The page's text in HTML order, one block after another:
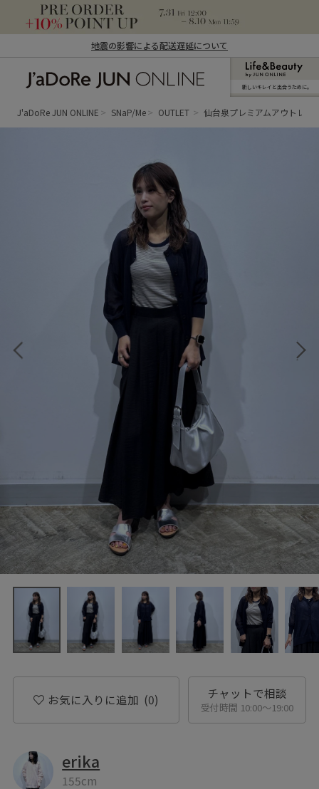
地震の影響による配送遅延について
ン オンライン）
新しいキレイと出合うために。
J'aDoRe JUN ONLINE SNaP/Me OUTLET 仙台泉プレミアムアウトレッ
お気に入りに追加 (0) チャットで相談
受付時間 10:00〜19:00
erika
155cm